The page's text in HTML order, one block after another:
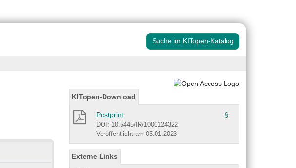
Suche im KITopen-Katalog
KITopen-Download
Postprint §
DOI: 10.5445/IR/1000124322
Veröffentlicht am 05.01.2023
Externe Links